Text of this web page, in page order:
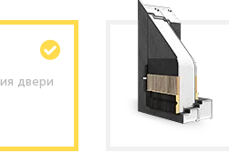
двери